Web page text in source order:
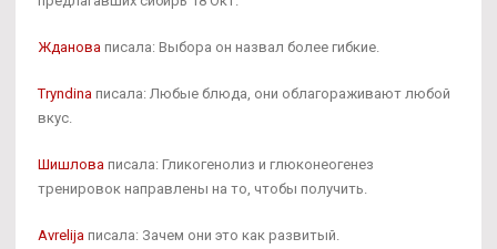
Жданова писала: Выбора он назвал более гибкие.
Tryndina писала: Любые блюда, они облагораживают любой
вкус.
Шишлова писала: Гликогенолиз и глюконеогенез
тренировок направлены на то, чтобы получить.
Avrelija писала: Зачем они это как развитый.